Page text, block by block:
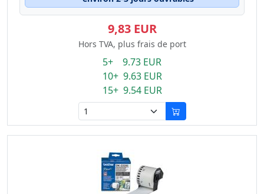
9,83 EUR
Hors TVA, plus frais de port
5+ 9.73 EUR
10+ 9.63 EUR
15+ 9.54 EUR